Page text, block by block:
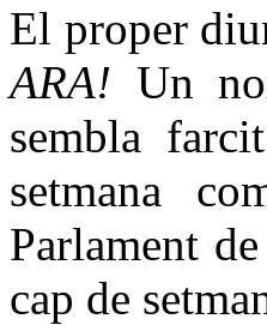
El proper
ARA! Un
sembla
setmana
Parlament
cap de